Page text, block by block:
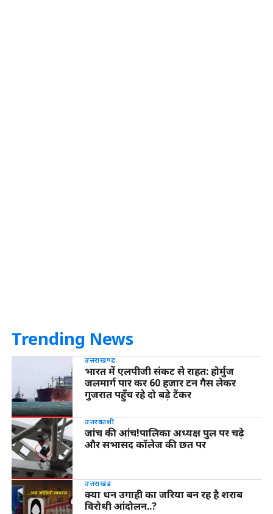
Trending News
उत्तराखण्ड
भारत में एलपीजी संकट से राहत: होर्मुज
जलमार्ग पार कर 60 हजार टन गैस लेकर
गुजरात पहुँच रहे दो बड़े टैंकर
उत्तरकाशी
जांच की आंच!पालिका अध्यक्ष पुल पर चढ़े
और सभासद कॉलेज की छत पर
उत्तराखंड
क्या धन उगाही का जरिया बन रह है शराब
विरोधी आंदोलन..?